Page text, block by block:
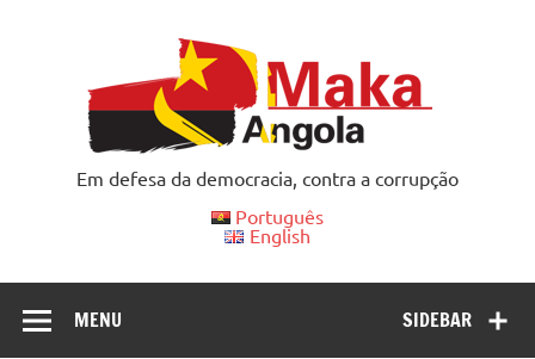
Em defesa da democracia, contra a corrupção
Português
English
SIDEBAR
MENU